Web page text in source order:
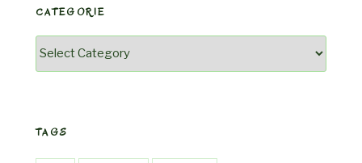
CATEGORIE
Categorie
TAGS